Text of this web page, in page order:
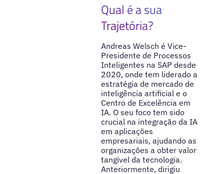
Qual é a sua
Trajetória?
Andreas Welsch é Vice-
Presidente de Processos
Inteligentes na SAP desde
2020, onde tem liderado a
estratégia de mercado de
inteligência artificial e o
Centro de Excelência em
IA. O seu foco tem sido
crucial na integração da IA
em aplicações
empresariais, ajudando as
organizações a obter valor
tangível da tecnologia.
Anteriormente, dirigiu